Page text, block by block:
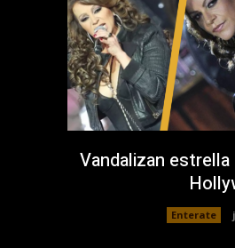
Vandalizan
Enterate